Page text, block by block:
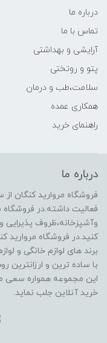
درباره ما
تماس با ما
آرایشی و بهداشتی
پتو و روتختی
سلامت،طب و درمان
همکاری عمده
راهنمای خرید
درباره ما
فعالیت داشته.در فروشگاه
وآشپزخانه،ظروف پذیرایی
کنید.در فروشگاه مروارید
برند های لوازم خانگی و
با ساده ترین و ارزانترین
این مجموعه همواره سعی
خرید آنلاین جلب نماید.